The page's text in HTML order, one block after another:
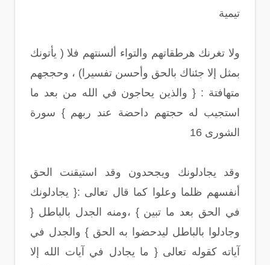
تيمية
ولا تغرنك هرطقاتهم والتواء ألسنتهم فلا ( يأتونك
بمثل إلا جئناك بالحق وأحسن تفسيرا) ، وحججهم
متهافتة : { والذين يحاجون في الله من بعد ما
استجيب له حجتهم داحضة عند ربهم } سورة
الشورى 16
وقد يجادلونك ويجحدون وقد استيقنت الحق
أنفسهم ظلما وعلوا كما قال تعالى :{ يجادلونك
في الحق بعد ما تبين } ،ومنه الجدل بالباطل {
وجادلوا بالباطل ليدحضوا به الحق } والجدل في
آياته كقوله تعالى { ما يجادل في آيات الله إلا